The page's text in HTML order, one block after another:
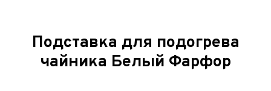
Подставка для подогрева
чайника Белый Фарфор